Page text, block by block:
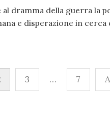
dramma della guerra la
e disperazione in cerca
3 … 7